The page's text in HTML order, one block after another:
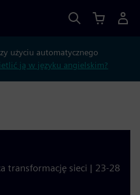
użyciu automatycznego
ją w języku angielskim?
transformację sieci | 23-28